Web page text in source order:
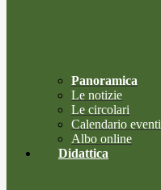
Panoramica
Le notizie
Le circolari
Calendario eventi
Albo online
Didattica